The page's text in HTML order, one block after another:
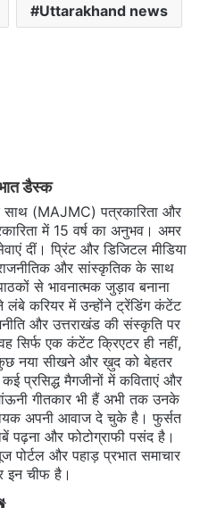
Uttarakhand news
डैस्क
साथ (MAJMC) पत्रकारिता और
में 15 वर्ष का अनुभव। अमर
दीं। प्रिंट और डिजिटल मीडिया
और सांस्कृतिक के साथ
से भावनात्मक जुड़ाव बनाना
करियर में उन्होंने ट्रेंडिंग कंटेंट
और उत्तराखंड की संस्कृति पर
सिर्फ एक कंटेंट क्रिएटर ही नहीं,
नया सीखने और ख़ुद को बेहतर
प्रसिद्ध मैगजीनों में कविताएं और
गीतकार भी हैं अभी तक उनके
अपनी आवाज दे चुके है। फुर्सत
पढ़ना और फोटोग्राफी पसंद है।
पोर्टल और पहाड़ प्रभात समाचार
इन चीफ है।
Website